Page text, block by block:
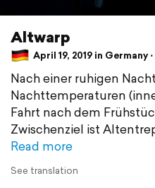
Altwarp
April 19, 2019 in Germany
Nach einer ruhigen
Nachttemperaturen
Fahrt nach dem
Zwischenziel ist
Read more
See translation